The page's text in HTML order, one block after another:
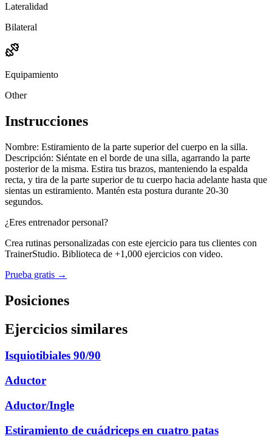
Lateralidad
Bilateral
Equipamiento
Other
Instrucciones
Nombre: Estiramiento de la parte superior del cuerpo en la silla.
Descripción: Siéntate en el borde de una silla, agarrando la parte
posterior de la misma. Estira tus brazos, manteniendo la espalda
recta, y tira de la parte superior de tu cuerpo hacia adelante hasta que
sientas un estiramiento. Mantén esta postura durante 20-30
segundos.
¿Eres entrenador personal?
Crea rutinas personalizadas con este ejercicio para tus clientes con
TrainerStudio. Biblioteca de +1,000 ejercicios con video.
Prueba gratis →
Posiciones
Ejercicios similares
Isquiotibiales 90/90
Aductor
Aductor/Ingle
Estiramiento de cuádriceps en cuatro patas